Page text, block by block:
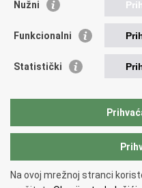
Hrvatski audiovizualni centar
Creative Europe
EU National Institutes for
Međunarodni centar za
Copyright © 2026 Ministarstvo
Nužni
Funkcionalni
Statistički
Na ovoj mrežnoj stranci